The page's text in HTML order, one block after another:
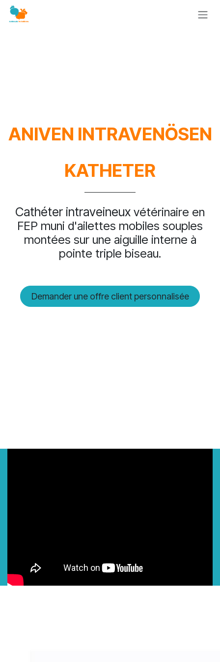
Zum Inhalt springen
ANIVEN INTRAVENÖSEN
KATHETER
Cathéter intraveineux vétérinaire en
FEP muni d'ailettes mobiles souples
montées sur une aiguille interne à
pointe triple biseau.
Demander une offre client personnalisée